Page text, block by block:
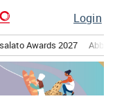
Login
Awards 2027